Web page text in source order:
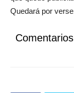
Quedará por
Comentarios